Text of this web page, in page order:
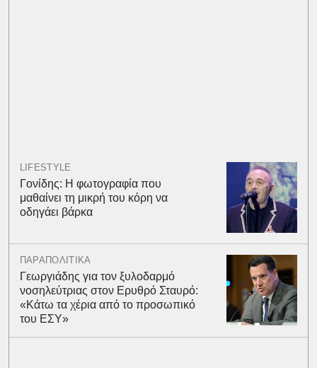
LIFESTYLE
Γονίδης: Η φωτογραφία που
μαθαίνει τη μικρή του κόρη να
οδηγάει βάρκα
ΠΑΡΑΠΟΛΙΤΙΚΑ
Γεωργιάδης για τον ξυλοδαρμό
νοσηλεύτριας στον Ερυθρό Σταυρό:
«Κάτω τα χέρια από το προσωπικό
του ΕΣΥ»